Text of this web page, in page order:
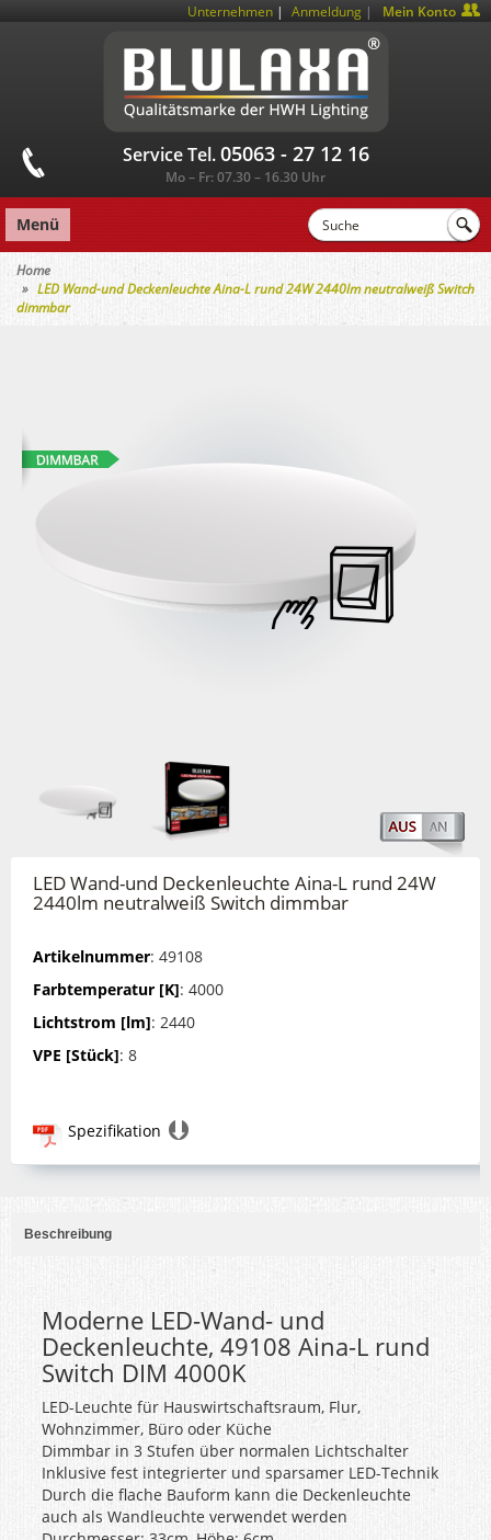
Unternehmen Anmeldung |
Mein Konto
Service Tel. 05063 - 27 12 16
Mo – Fr: 07.30 – 16.30 Uhr
Menü
Home
LED Wand-und Deckenleuchte Aina-L rund 24W 2440lm neutralweiß Switch
dimmbar
LED Wand-und Deckenleuchte Aina-L rund 24W
2440lm neutralweiß Switch dimmbar
Artikelnummer: 49108
Farbtemperatur [K]: 4000
Lichtstrom [lm]: 2440
VPE [Stück]: 8
Spezifikation
Beschreibung
Moderne LED-Wand- und
Deckenleuchte, 49108 Aina-L rund
Switch DIM 4000K
LED-Leuchte für Hauswirtschaftsraum, Flur,
Wohnzimmer, Büro oder Küche
Dimmbar in 3 Stufen über normalen Lichtschalter
Inklusive fest integrierter und sparsamer LED-Technik
Durch die flache Bauform kann die Deckenleuchte
auch als Wandleuchte verwendet werden